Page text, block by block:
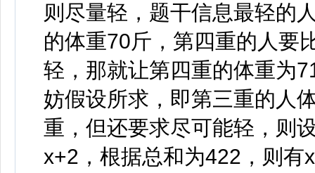
则尽量轻，题干信息最轻的
的体重70斤，第四重的人要
轻，那就让第四重的体重为
妨假设所求，即第三重的人
重，但还要求尽可能轻，则
x+2，根据总和为422，则